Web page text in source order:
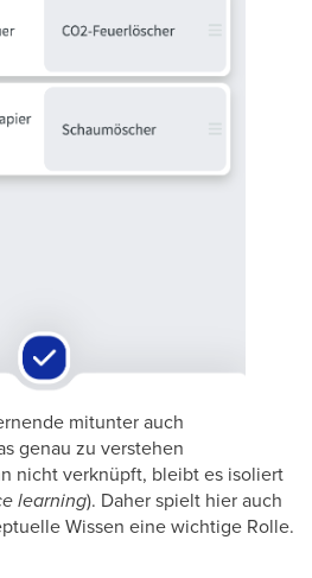
mitunter auch
genau zu verstehen
nicht verknüpft, bleibt es isoliert
learning). Daher spielt hier auch
Wissen eine wichtige Rolle.